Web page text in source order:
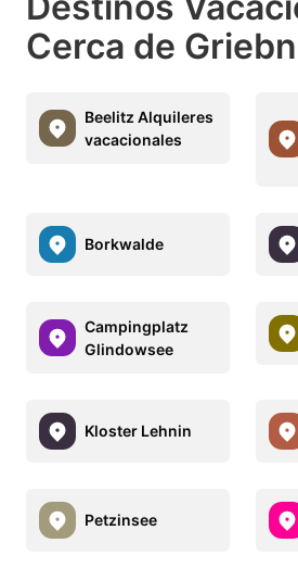
Cerca de
Beelitz Alquileres
vacacionales
Borkwalde
Campingplatz
Glindowsee
Kloster Lehnin
Petzinsee